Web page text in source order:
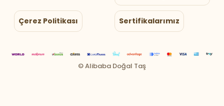
Çerez Politikası Sertifikalarımız